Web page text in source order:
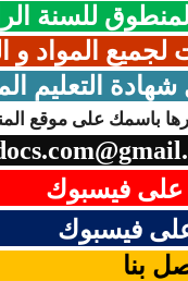
للسنة
لجميع المواد و
التعليم
باسمك على موقع
على فيسبوك
فيسبوك
بنا